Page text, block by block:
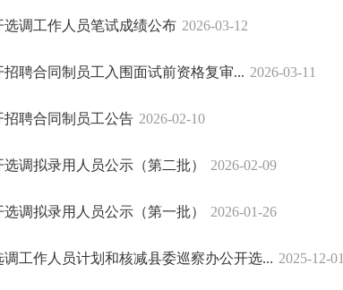
调工作人员笔试成绩公布 2026-03-12
聘合同制员工入围面试前资格复审... 2026-03-11
招聘合同制员工公告 2026-02-10
调拟录用人员公示（第二批） 2026-02-09
调拟录用人员公示（第一批） 2026-01-26
工作人员计划和核减县委巡察办公开选... 2025-12-01